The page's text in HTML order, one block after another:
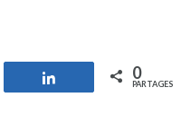
Partagez 0
PARTAGES